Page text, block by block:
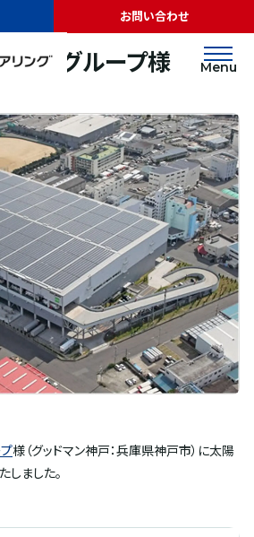
お問い合わせ
Menu
ジャパングループ様
パングループ様
様（グッドマン神戸：兵庫県神戸市）に太陽
ました。